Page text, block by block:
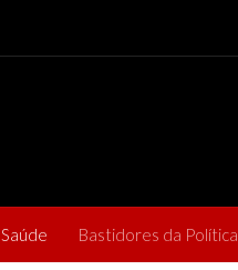
Saúde Bastidores da Política